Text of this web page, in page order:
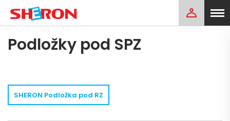
Podložky pod SPZ
SHERON Podložka pod RZ